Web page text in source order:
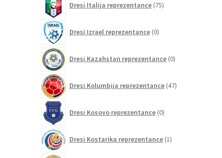
Dresi Italija reprezentance 75izdelkov
Dresi Izrael reprezentance 0izdelkov
Dresi Kazahstan reprezentance 0izdelkov
Dresi Kolumbija reprezentance 47izdelkov
Dresi Kosovo reprezentance 0izdelkov
Dresi Kostarika reprezentance 1izdelek